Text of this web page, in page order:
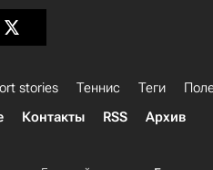
stories Теннис Теги
Контакты RSS Архив